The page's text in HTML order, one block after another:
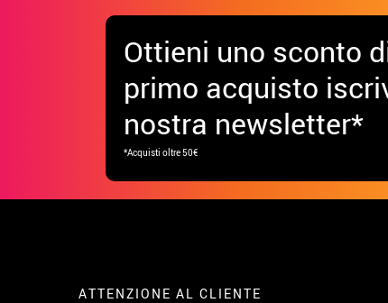
Ottieni uno sconto
primo acquisto
nostra newsletter*
*Acquisti oltre 50€
ATTENZIONE AL CLIENTE